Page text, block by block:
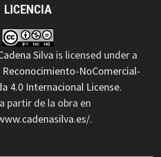
LICENCIA
Silva is licensed under a
NoComercial-
4.0 Internacional License.
partir de la obra en
.